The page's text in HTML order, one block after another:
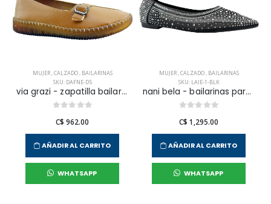
MUJER,CALZADO, BAILARINAS
SKU: DAFNE-D5
via grazi - zapatilla bailarinas dafne para mujer
C$ 962.00
AÑADIR AL CARRITO
WHATSAPP
MUJER,CALZADO, BAILARINAS
SKU: LAIE-1-BLK
nani bela - bailarinas para mujer
C$ 1,295.00
AÑADIR AL CARRITO
WHATSAPP